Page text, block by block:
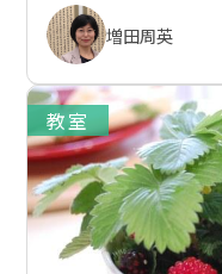
増田周英
教室